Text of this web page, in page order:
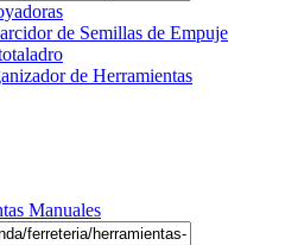
de Semillas de Empuje
de Herramientas
Manuales